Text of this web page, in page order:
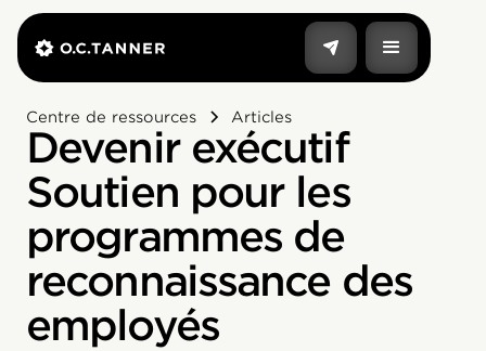
Centre de ressources Articles
Devenir exécutif
Soutien pour les
programmes de
reconnaissance des
employés